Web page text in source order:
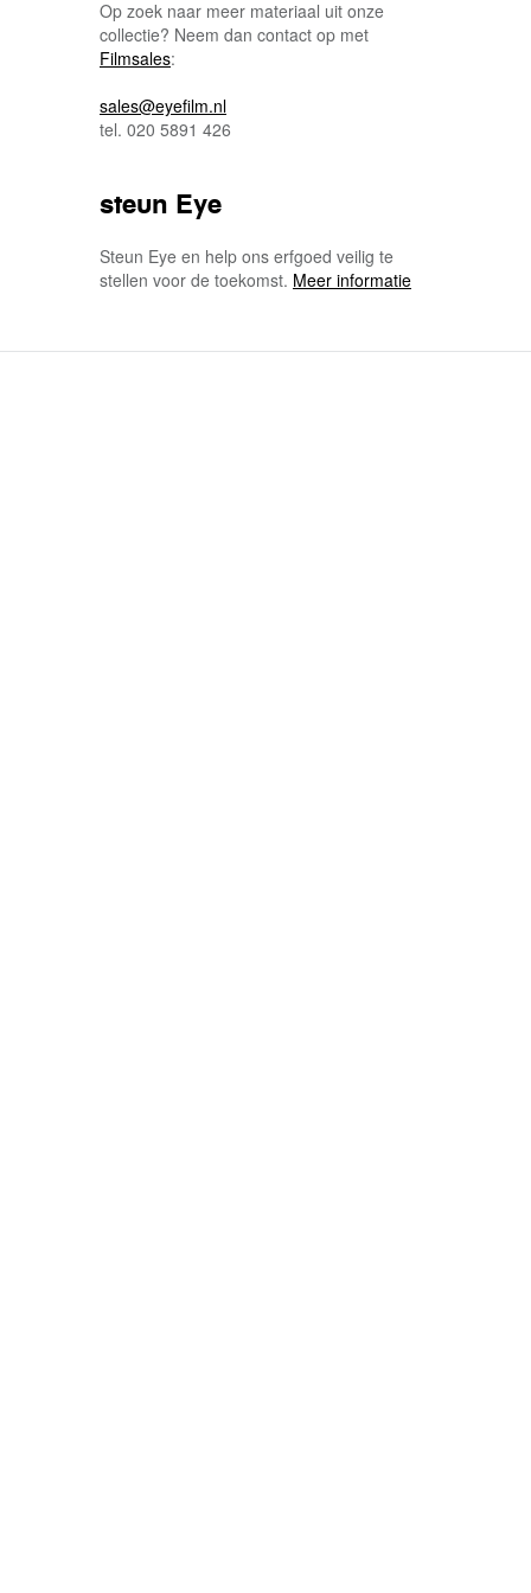
Op zoek naar meer materiaal uit onze
collectie? Neem dan contact op met
Filmsales:
sales@eyefilm.nl
tel. 020 5891 426
steun Eye
Steun Eye en help ons erfgoed veilig te
stellen voor de toekomst. Meer informatie